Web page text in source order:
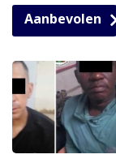
Aanbevolen